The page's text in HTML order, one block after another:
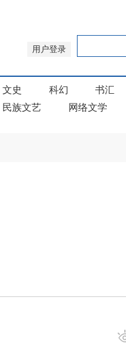
用户登录
文史 科幻
书汇
民族文艺 网络文学